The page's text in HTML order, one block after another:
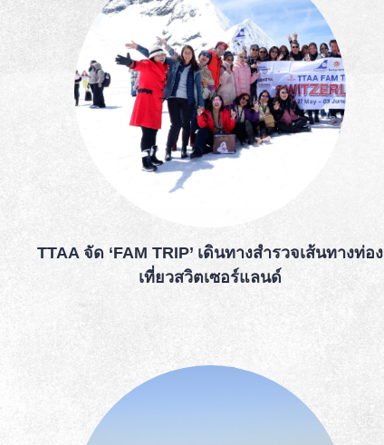
TTAA จัด ‘FAM TRIP’ เดินทางสำรวจเส้นทางท่อง
เที่ยวสวิตเซอร์แลนด์